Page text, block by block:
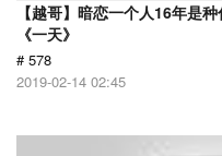
【越哥】暗恋一个人16年是
《一天》
# 578
2019-02-14 02:45